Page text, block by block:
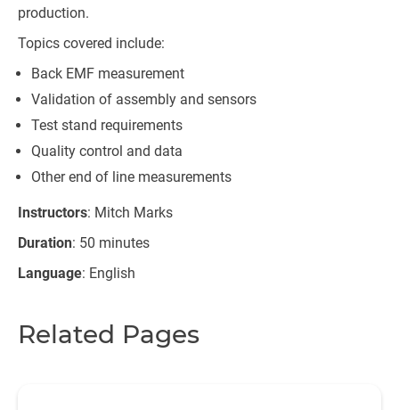
production.
Topics covered include:
Back EMF measurement
Validation of assembly and sensors
Test stand requirements
Quality control and data
Other end of line measurements
Instructors: Mitch Marks
Duration: 50 minutes
Language: English
Related Pages